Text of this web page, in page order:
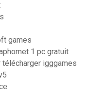
games
1 pc gratuit
igggames